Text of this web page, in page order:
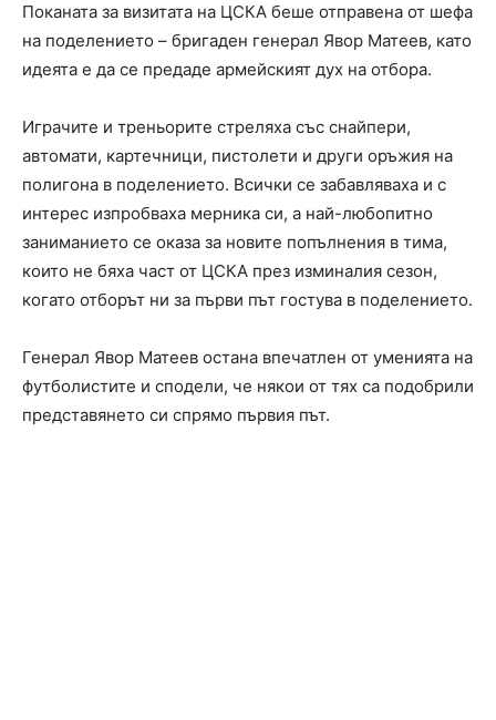
Поканата за визитата на ЦСКА беше отправена от шефа
на поделението – бригаден генерал Явор Матеев, като
идеята е да се предаде армейският дух на отбора.
Играчите и треньорите стреляха със снайпери,
автомати, картечници, пистолети и други оръжия на
полигона в поделението. Всички се забавляваха и с
интерес изпробваха мерника си, а най-любопитно
заниманието се оказа за новите попълнения в тима,
които не бяха част от ЦСКА през изминалия сезон,
когато отборът ни за първи път гостува в поделението.
Генерал Явор Матеев остана впечатлен от уменията на
футболистите и сподели, че някои от тях са подобрили
представянето си спрямо първия път.